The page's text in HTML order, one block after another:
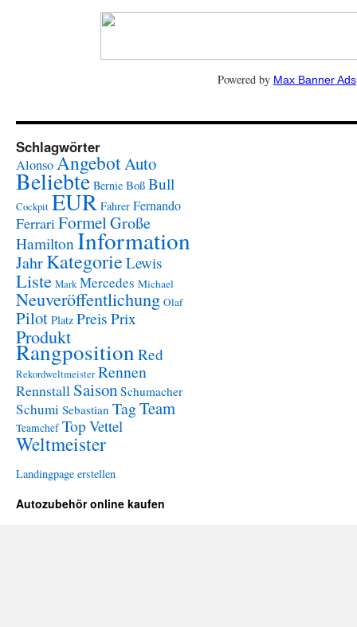
Powered by Max Banner Ads
Schlagwörter
AlonsoAngebotAuto
Beliebte Bernie Boß Bull
Cockpit EUR Fahrer Fernando
FerrariFormelGroße
HamiltonInformation
JahrKategorie Lewis
Liste Mark Mercedes Michael
Neuveröffentlichung Olaf
Pilot Platz Preis Prix
Produkt
Rangposition Red
Rekordweltmeister Rennen
Rennstall Saison Schumacher
Schumi Sebastian TagTeam
Teamchef TopVettel
Weltmeister
Landingpage erstellen
Autozubehör online kaufen